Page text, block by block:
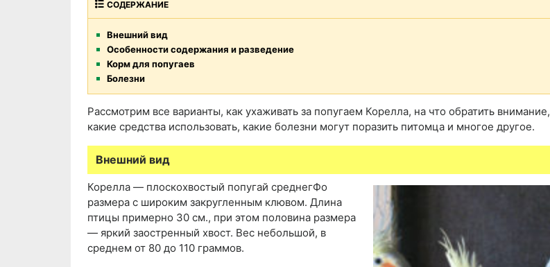
СОДЕРЖАНИЕ
Внешний вид
Особенности содержания и разведение
Корм для попугаев
Болезни
Рассмотрим все варианты, как ухаживать за попугаем Корелла, на что обратить внимание,
какие средства использовать, какие болезни могут поразить питомца и многое другое.
Внешний вид
Корелла — плоскохвостый попугай среднегФо
размера с широким закругленным клювом. Длина
птицы примерно 30 см., при этом половина размера
— яркий заостренный хвост. Вес небольшой, в
среднем от 80 до 110 граммов.